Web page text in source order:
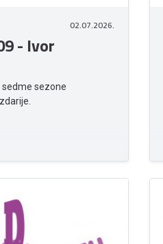
02.07.2026.
- Ivor
sezone